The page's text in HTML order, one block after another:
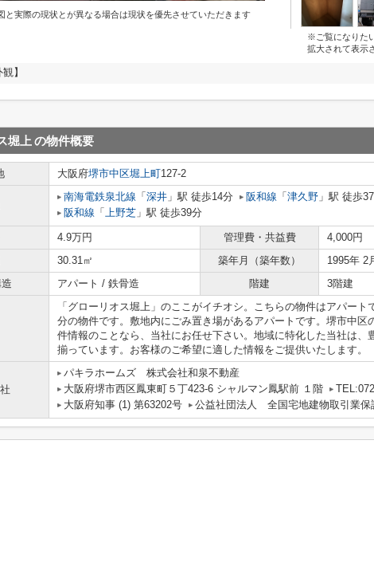
と実際の現状とが異なる場合は現状を優先させていただきます
※ご覧になりた
拡大されて表示
観】
堀上 の物件概要
大阪府堺市中区堀上町127-2
南海電鉄泉北線 「 深井 」駅 徒歩14分 阪和線 「 津久野 」駅 徒歩
阪和線 「 上野芝 」駅 徒歩39分
4.9万円 管理費・共益費
4,000円
30.31㎡ 築年月（築年数）
1995年 2
アパート / 鉄骨造 階建 3階建
「グローリオス堀上」のここがイチオシ。こちらの物件はアパート
分の物件です。敷地内にごみ置き場があるアパートです。堺市中区
件情報のことなら、当社にお任せ下さい。地域に特化した当社は、
揃っています。お客様のご希望に適した情報をご提供いたします。
パキラホームズ 株式会社和泉不動産
大阪府堺市西区鳳東町５丁423-6 シャルマン鳳駅前 １階
大阪府知事 (1) 第63202号
公益社団法人 全国宅地建物取引業保